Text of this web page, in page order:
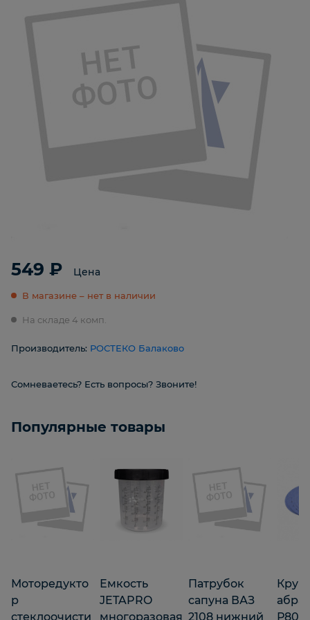
549 ₽ Цена
В магазине – нет в наличии
На складе 4 комп.
Производитель: РОСТЕКО Балаково
Сомневаетесь? Есть вопросы? Звоните!
Популярные товары
Моторедукто
р
стеклоочисти
Емкость
JETAPRO
многоразовая
Патрубок
сапуна ВАЗ
2108 нижний
Круг
Р800